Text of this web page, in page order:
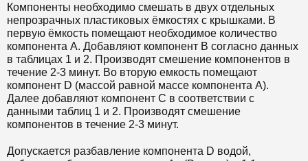
Компоненты необходимо смешать в двух отдельных
непрозрачных пластиковых ёмкостях с крышками. В
первую ёмкость помещают необходимое количество
компонента А. Добавляют компонент В согласно данных
в таблицах 1 и 2. Производят смешение компонентов в
течение 2-3 минут. Во вторую емкость помещают
компонент D (массой равной массе компонента А).
Далее добавляют компонент С в соответствии с
данными таблиц 1 и 2. Производят смешение
компонентов в течение 2-3 минут.
Допускается разбавление компонента D водой,